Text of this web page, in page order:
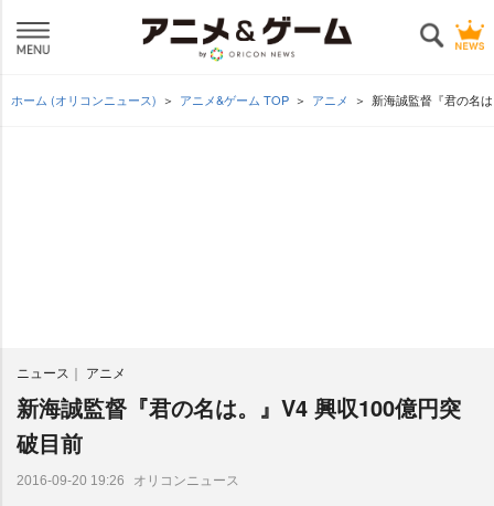
ホーム (オリコンニュース) アニメ&ゲーム TOP アニメ 新海誠監督『君の名
ニュース アニメ
新海誠監督『君の名は。』V4 興収100億円突
破目前
2016-09-20 19:26 オリコンニュース